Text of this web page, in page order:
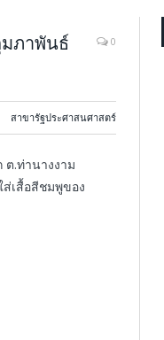
ภาพันธ์
0
สาขารัฐประศาสนศาสตร์
.ท่านางงาม
เสื้อสีชมพูของ